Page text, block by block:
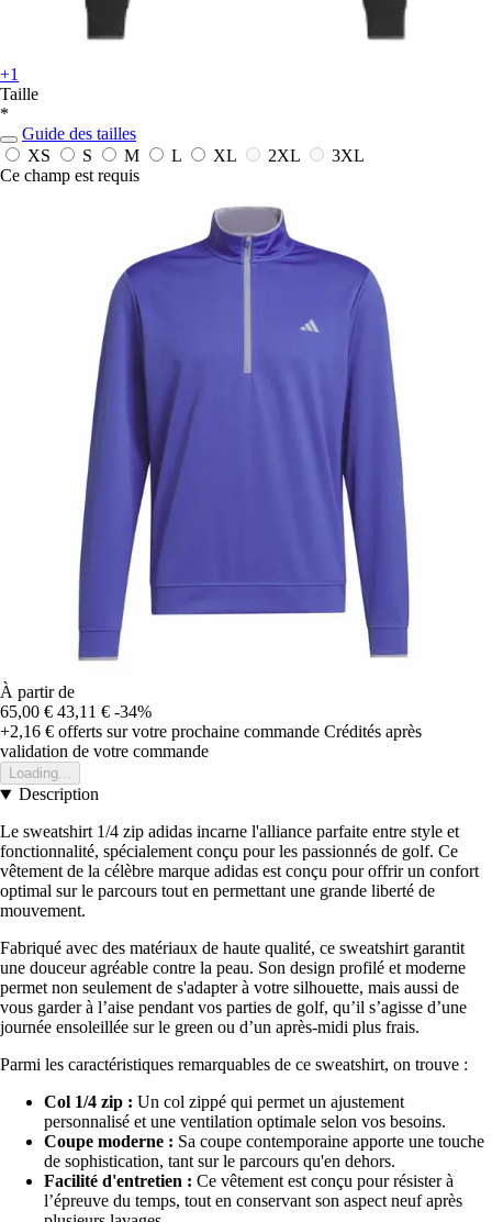
+1
Taille
*
Guide des tailles
XS
S M L XL 2XL
3XL
Ce champ est requis
À partir de
65,00 € 43,11 € -34%
+2,16 € offerts sur votre prochaine commande Crédités après
validation de votre commande
Loading...
Description
Le sweatshirt 1/4 zip adidas incarne l'alliance parfaite entre style et
fonctionnalité, spécialement conçu pour les passionnés de golf. Ce
vêtement de la célèbre marque adidas est conçu pour offrir un confort
optimal sur le parcours tout en permettant une grande liberté de
mouvement.
Fabriqué avec des matériaux de haute qualité, ce sweatshirt garantit
une douceur agréable contre la peau. Son design profilé et moderne
permet non seulement de s'adapter à votre silhouette, mais aussi de
vous garder à l’aise pendant vos parties de golf, qu’il s’agisse d’une
journée ensoleillée sur le green ou d’un après-midi plus frais.
Parmi les caractéristiques remarquables de ce sweatshirt, on trouve :
Col 1/4 zip : Un col zippé qui permet un ajustement
personnalisé et une ventilation optimale selon vos besoins.
Coupe moderne : Sa coupe contemporaine apporte une touche
de sophistication, tant sur le parcours qu'en dehors.
Facilité d'entretien : Ce vêtement est conçu pour résister à
l’épreuve du temps, tout en conservant son aspect neuf après